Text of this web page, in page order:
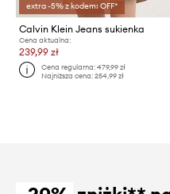
extra -5% z kodem: OFF*
Calvin Klein Jeans sukienka
Cena aktualna:
239,99 zł
Cena regularna:479,99 zł
Najniższa cena:254,99 zł